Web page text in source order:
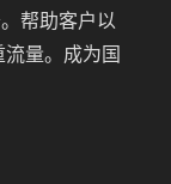
帮助客户以
量。成为国